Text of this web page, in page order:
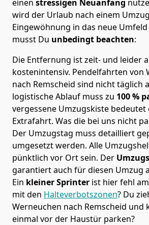
einen stressigen Neuanfang
wird der Urlaub nach einem
Eingewöhnung in das neue
musst Du unbedingt beachten:
Die Entfernung ist zeit- und leider
kostenintensiv. Pendelfahrten von
nach Remscheid sind nicht täglich
logistische Ablauf muss zu 100 %
vergessene Umzugskiste bedeutet
Extrafahrt. Was die bei uns nicht
Der Umzugstag muss detailliert
umgesetzt werden. Alle
pünktlich vor Ort sein. Der
garantiert auch für diesen Umzug
Ein kleiner Sprinter ist hier fehl
mit den Halteverbotszonen? Du
Werneuchen nach Remscheid und
einmal vor der Haustür parken?